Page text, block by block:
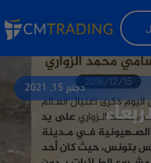
دجنبر 15, 2021